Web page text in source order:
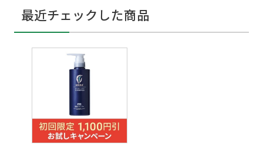
最近チェックした商品